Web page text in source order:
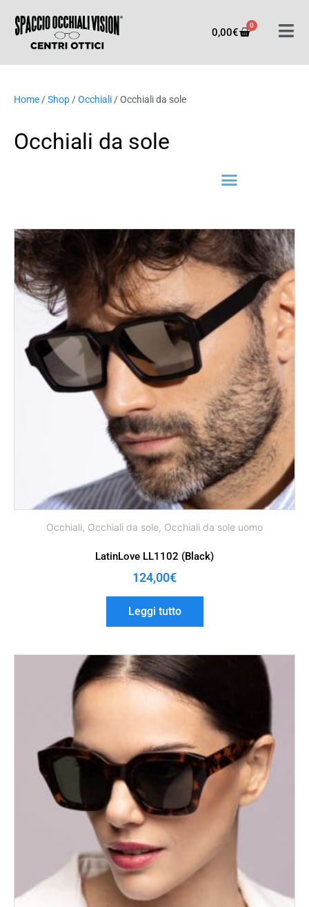
0,00€
0
Home/Shop/Occhiali/ Occhiali da sole
Occhiali da sole
Occhiali, Occhiali da sole, Occhiali da sole uomo
LatinLove LL1102 (Black)
124,00€
Leggi tutto